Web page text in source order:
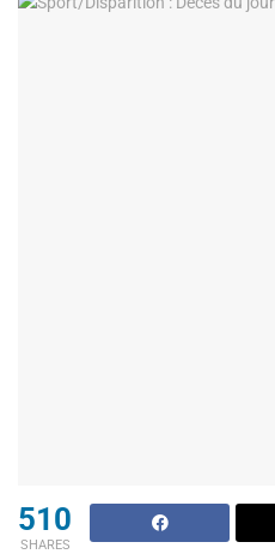
510
SHARES